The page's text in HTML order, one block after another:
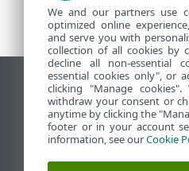
Wyświetl witrynę
komputerów
End of Life
Baza wiedzy ESET
We and our partners use
optimized online
and serve you with
collection of all cookies by
decline all non-essential
essential cookies only", or
clicking "Manage
withdraw your consent or
anytime by clicking the
footer or in your account
information, see ourCookie